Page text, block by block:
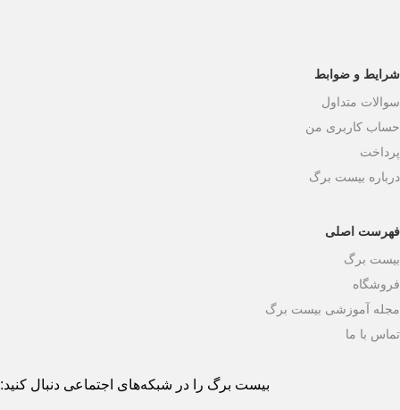
شرایط و ضوابط
سوالات متداول
حساب کاربری من
پرداخت
درباره بیست برگ
فهرست اصلی
بیست برگ
فروشگاه
مجله آموزشی بیست برگ
تماس با ما
بیست برگ را در شبکه‌های اجتماعی دنبال کنید: